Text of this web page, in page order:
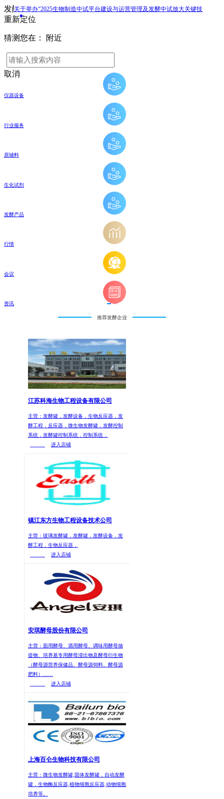
发酵工业网手机版
重新定位
猜测您在： 附近
取消
关于举办“2025第四期新酶设计及酶技术应用专题培训班”的通知
关于举办“2025生物制造中试平台建设与运营管理及发酵中试放大关键技
术专题研讨班”的通知
仪器设备
行业服务
原辅料
生化试剂
发酵产品
行情
会议
资讯
推荐发酵企业
江苏科海生物工程设备有限公司
主营：发酵罐，发酵设备，生物反应器，发
酵工程，反应器，微生物发酵罐，发酵控制
系统，发酵罐控制系统，控制系统，
进入店铺
镇江东方生物工程设备技术公司
主营：玻璃发酵罐，发酵罐，发酵设备，发
酵工程，生物反应器，
进入店铺
安琪酵母股份有限公司
主营：面用酵母、酒用酵母、调味用酵母抽
提物、培养基专用酵母浸出物及酵母衍生物
（酵母源营养保健品、酵母源饲料、酵母源
肥料）……
进入店铺
上海百仑生物科技有限公司
主营：微生物发酵罐,固体发酵罐，自动发酵
罐，生物酶反应器,植物细胞反应器,动物细胞
培养等。